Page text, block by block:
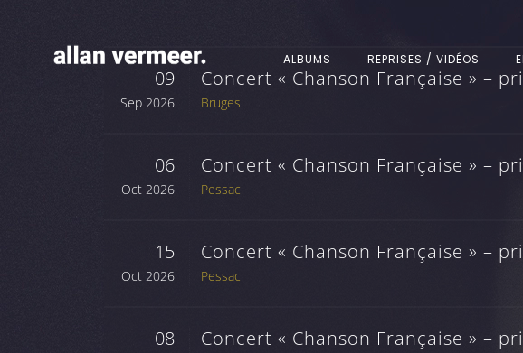
ALBUMS REPRISES / VIDÉOS
09
Sep 2026
Concert « Chanson Française » –
Bruges
06
Oct 2026
Concert « Chanson Française » –
Pessac
15
Oct 2026
Concert « Chanson Française » –
Pessac
08 Concert « Chanson Française » –